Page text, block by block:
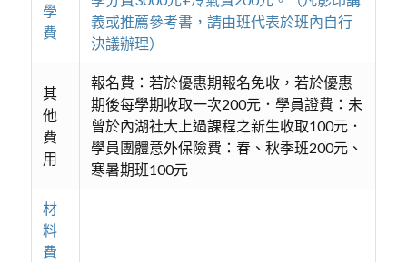
學
費
義或推薦參考書，請由班代表於班內自行
決議辦理）
其
他
費
用
報名費：若於優惠期報名免收，若於優惠
期後每學期收取一次200元．學員證費：未
曾於內湖社大上過課程之新生收取100元．
學員團體意外保險費：春、秋季班200元、
寒暑期班100元
材
料
費